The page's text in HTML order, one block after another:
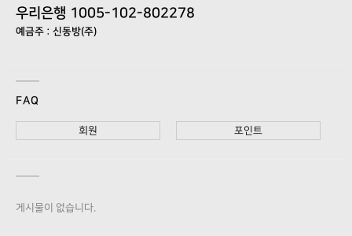
우리은행 1005-102-802278
예금주 : 신동방(주)
FAQ
회원 포인트
게시물이 없습니다.